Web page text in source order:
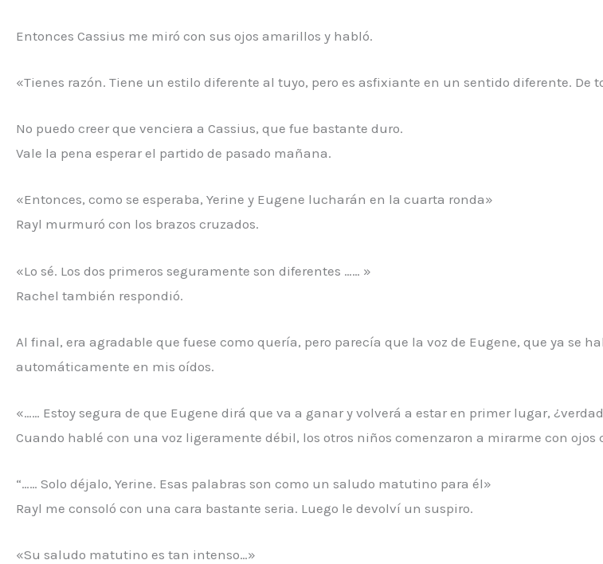
Entonces Cassius me miró con sus ojos amarillos y habló.
«Tienes razón. Tiene un estilo diferente al tuyo, pero es asfixiante en un sentido diferente. De
No puedo creer que venciera a Cassius, que fue bastante duro.
Vale la pena esperar el partido de pasado mañana.
«Entonces, como se esperaba, Yerine y Eugene lucharán en la cuarta ronda»
Rayl murmuró con los brazos cruzados.
«Lo sé. Los dos primeros seguramente son diferentes …… »
Rachel también respondió.
Al final, era agradable que fuese como quería, pero parecía que la voz de Eugene, que ya se
automáticamente en mis oídos.
«…… Estoy segura de que Eugene dirá que va a ganar y volverá a estar en primer lugar,
Cuando hablé con una voz ligeramente débil, los otros niños comenzaron a mirarme con ojos
“…… Solo déjalo, Yerine. Esas palabras son como un saludo matutino para él»
Rayl me consoló con una cara bastante seria. Luego le devolví un suspiro.
«Su saludo matutino es tan intenso…»